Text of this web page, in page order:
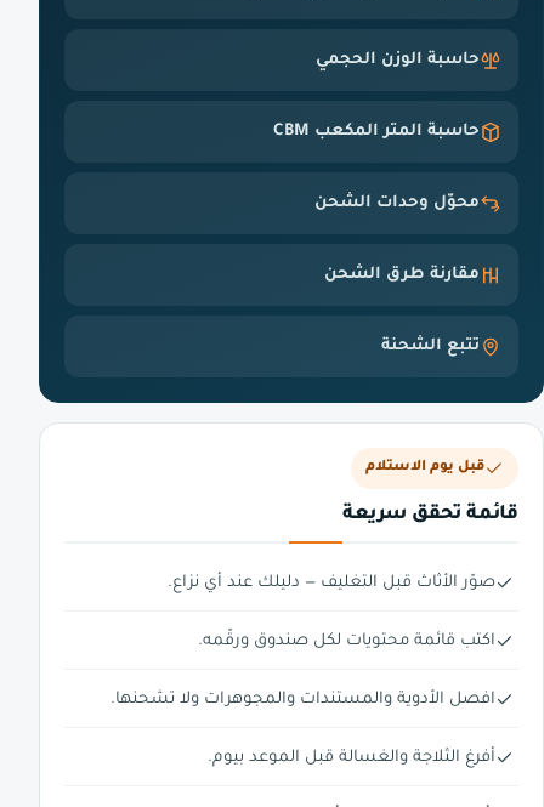
حاسبة الوزن الحجمي
حاسبة المتر المكعب CBM
محوّل وحدات الشحن
مقارنة طرق الشحن
تتبع الشحنة
قبل يوم الاستلام
قائمة تحقق سريعة
صوّر الأثاث قبل التغليف — دليلك عند أي نزاع.
اكتب قائمة محتويات لكل صندوق ورقّمه.
افصل الأدوية والمستندات والمجوهرات ولا تشحنها.
أفرغ الثلاجة والغسالة قبل الموعد بيوم.